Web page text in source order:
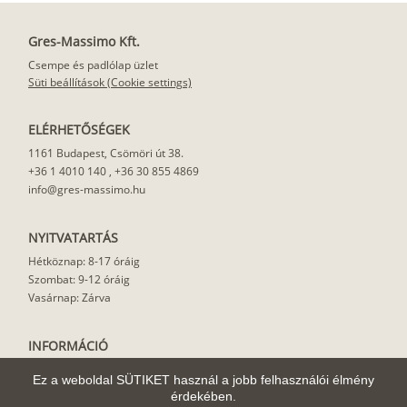
Ez a weboldal SÜTIKET használ a jobb felhasználói élmény
érdekében.
Gres-Massimo Kft.
Csempe és padlólap üzlet
Süti beállítások (Cookie settings)
ELÉRHETŐSÉGEK
1161 Budapest, Csömöri út 38.
+36 1 4010 140 , +36 30 855 4869
info@gres-massimo.hu
NYITVATARTÁS
Hétköznap: 8-17 óráig
Szombat: 9-12 óráig
Vasárnap: Zárva
INFORMÁCIÓ
Felhasználási javaslat